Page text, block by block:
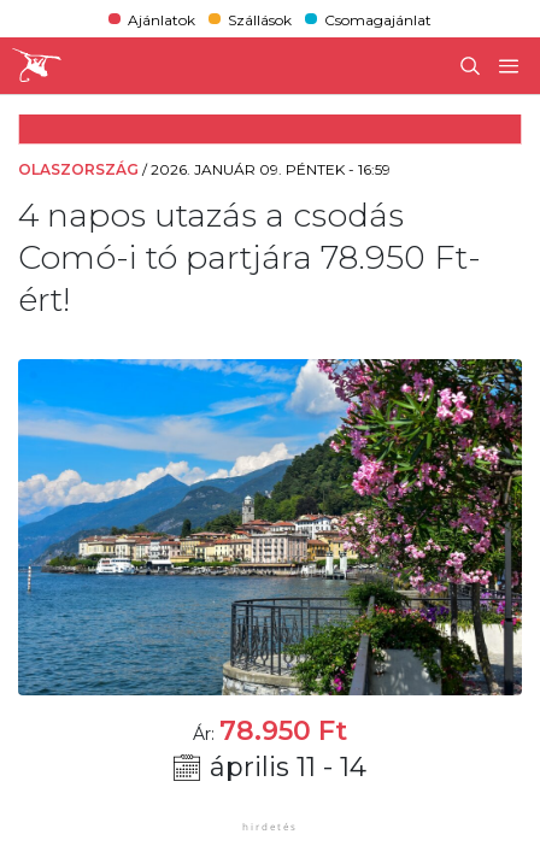
Ajánlatok Szállások Csomagajánlat
OLASZORSZÁG /2026. JANUÁR 09. PÉNTEK - 16:59
4 napos utazás a csodás
Comó-i tó partjára 78.950 Ft-
ért!
Ár: 78.950 Ft
április 11 - 14